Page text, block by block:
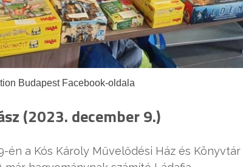
Budapest Facebook-oldala
(2023. december 9.)
a Kós Károly Művelődési Ház és Könyvtár